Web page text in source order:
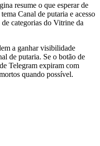
resume o que esperar de
Canal de putaria e acesso
categorias do Vitrine da
a ganhar visibilidade
de putaria. Se o botão de
Telegram expiram com
quando possível.